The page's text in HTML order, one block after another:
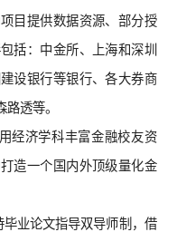
目提供数据资源、部分授
括：中金所、上海和深圳
设银行等银行、各大券商
透等。
经济学科丰富金融校友资
造一个国内外顶级量化金
毕业论文指导双导师制，借